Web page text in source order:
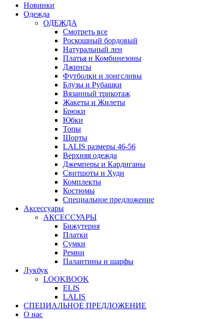
Новинки
Одежда
ОДЕЖДА
Смотреть все
Роскошный бордовый
Натуральный лен
Платья и Комбинезоны
Джинсы
Футболки и лонгсливы
Блузы и Рубашки
Вязанный трикотаж
Жакеты и Жилеты
Брюки
Юбки
Топы
Шорты
LALIS размеры 46-56
Верхняя одежда
Джемперы и Кардиганы
Свитшоты и Худи
Комплекты
Костюмы
Специальное предложение
Аксессуары
АКСЕССУАРЫ
Бижутерия
Платки
Сумки
Ремни
Палантины и шарфы
Лукбук
LOOKBOOK
ELIS
LALIS
СПЕЦИАЛЬНОЕ ПРЕДЛОЖЕНИЕ
О нас